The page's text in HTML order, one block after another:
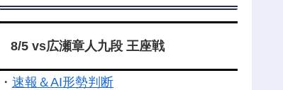
8/5 vs広瀬章人九段 王座戦
・ 速報＆AI形勢判断